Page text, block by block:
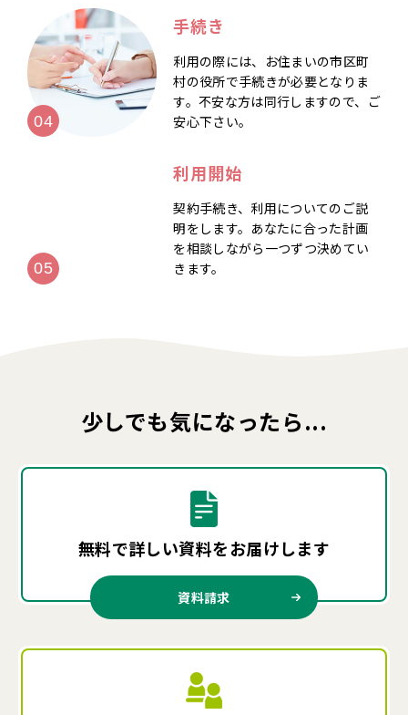
手続き
利用の際には、お住まいの市区町
村の役所で手続きが必要となりま
す。不安な方は同行しますので、ご
安心下さい。
利用開始
契約手続き、利用についてのご説
明をします。あなたに合った計画
を相談しながら一つずつ決めてい
きます。
少しでも気になったら...
無料で詳しい資料をお届けします
資料請求